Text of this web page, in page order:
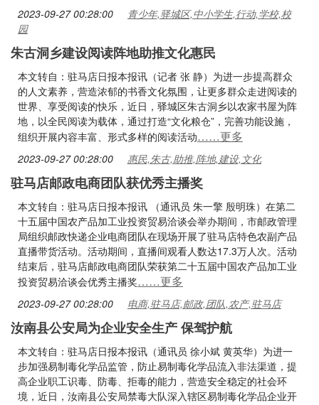
2023-09-27 00:28:00
青少年,驿城区,中小学生,行动,学校,校
园
朱古洞乡建设阅读阵地助推文化惠民
本文转自：驻马店日报本报讯（记者 张 静）为进一步提高群众
的人文素养，营造浓郁的书香文化氛围，让更多群众走进阅读的
世界、享受阅读的快乐，近日，驿城区朱古洞乡以农家书屋为阵
地，以全民阅读为载体，通过打造“文化粮仓”，完善功能设施，
组织开展内容丰富、形式多样的阅读活动……更多
2023-09-27 00:28:00 惠民,朱古,助推,阵地,建设,文化
驻马店邮政电商团队获优秀主播奖
本文转自：驻马店日报本报讯 （通讯员 朱一擎 殷明珠）在第二
十五届中国农产品加工业投资贸易洽谈会举办期间，市邮政管理
局组织邮政快递企业电商团队在现场开展了驻马店特色农副产品
直播带货活动。活动期间，直播间观看人数达17.3万人次。活动
结束后，驻马店邮政电商团队荣获第二十五届中国农产品加工业
投资贸易洽谈会优秀主播奖……更多
2023-09-27 00:28:00 电商,驻马店,邮政,团队,农产,驻马店
汝南县公安局为企业安全生产 保驾护航
本文转自：驻马店日报本报讯（通讯员 徐小斌 黄英华）为进一
步加强易制毒化学品监管，防止易制毒化学品流入非法渠道，提
高企业职工识毒、防毒、拒毒的能力，营造安全稳定的社会环
境，近日，汝南县公安局禁毒大队深入辖区易制毒化学品企业开